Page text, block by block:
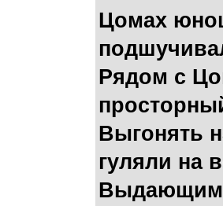
Цомах
Рядом с
Выгонять
гуляли на